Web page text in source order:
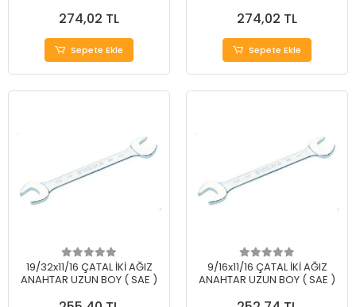
274,02 TL
Sepete Ekle
274,02 TL
Sepete Ekle
19/32x11/16 ÇATAL İKİ AĞIZ
ANAHTAR UZUN BOY ( SAE )
9/16x11/16 ÇATAL İKİ AĞIZ
ANAHTAR UZUN BOY ( SAE )